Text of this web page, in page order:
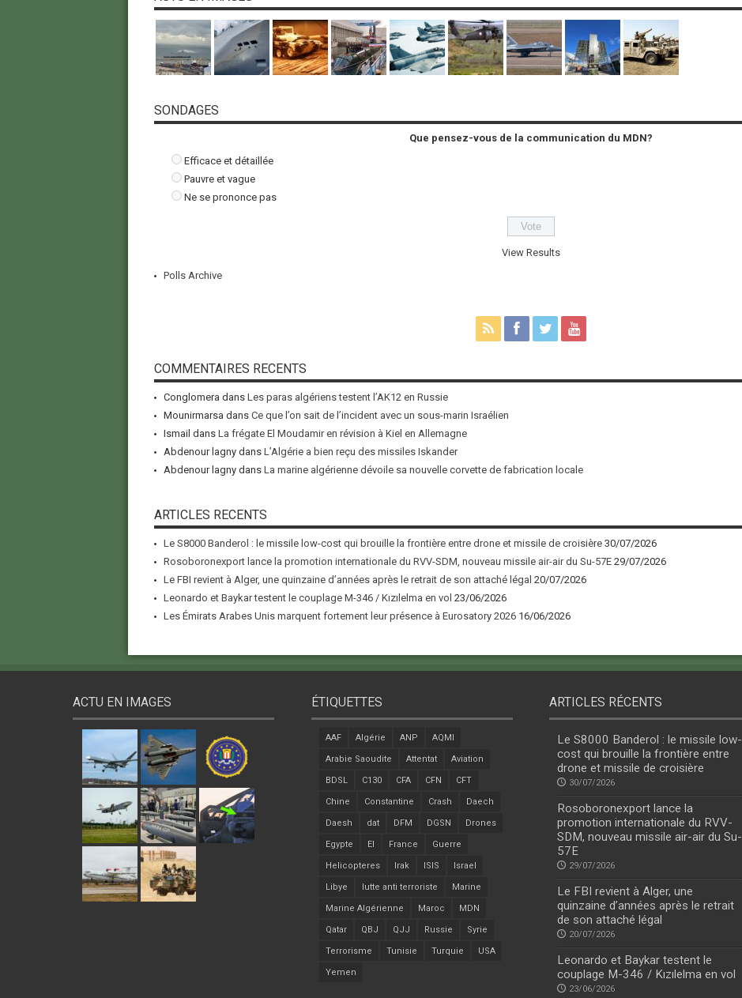
SONDAGES
Que pensez-vous de la communication du MDN?
Efficace et détaillée
Pauvre et vague
Ne se prononce pas
View Results
Polls Archive
COMMENTAIRES RECENTS
Conglomera dans Les paras algériens testent l’AK12 en Russie
Mounirmarsa dans Ce que l’on sait de l’incident avec un sous-marin Israélien
Ismail dans La frégate El Moudamir en révision à Kiel en Allemagne
Abdenour lagnydans L’Algérie a bien reçu des missiles Iskander
Abdenour lagnydans La marine algérienne dévoile sa nouvelle corvette de fabrication locale
ARTICLES RECENTS
Le S8000 Banderol : le missile low-cost qui brouille la frontière entre drone et missile de croisière 30/07/2026
Rosoboronexport lance la promotion internationale du RVV-SDM, nouveau missile air-air du Su-57E 29/07/2026
Le FBI revient à Alger, une quinzaine d’années après le retrait de son attaché légal 20/07/2026
Leonardo et Baykar testent le couplage M-346 / Kızılelma en vol 23/06/2026
Les Émirats Arabes Unis marquent fortement leur présence à Eurosatory 2026 16/06/2026
ACTU EN IMAGES ÉTIQUETTES
AAF Algérie ANP AQMI
Arabie Saoudite Attentat Aviation
BDSL C130 CFA CFN CFT
Chine Constantine Crash Daech
Daesh dat DFM DGSN Drones
Egypte EI France Guerre
Helicopteres Irak ISIS Israel
Libye lutte anti terroriste Marine
Marine Algérienne Maroc MDN
Qatar QBJ QJJ Russie Syrie
Terrorisme Tunisie Turquie USA
Yemen
ARTICLES RÉCENTS
Le S8000 Banderol : le missile low-
cost qui brouille la frontière entre
drone et missile de croisière
30/07/2026
Rosoboronexport lance la
promotion internationale du RVV-
SDM, nouveau missile air-air du Su-
57E
29/07/2026
Le FBI revient à Alger, une
quinzaine d’années après le retrait
de son attaché légal
20/07/2026
Leonardo et Baykar testent le
couplage M-346 / Kızılelma en vol
23/06/2026